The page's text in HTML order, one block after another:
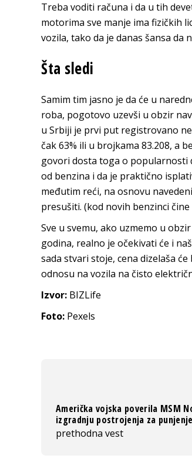
Treba voditi računa i da u tih
motorima sve manje ima fizičkih
vozila, tako da je danas šansa da
Šta sledi
Samim tim jasno je da će u
roba, pogotovo uzevši u obzir
u Srbiji je prvi put registrovano
čak 63% ili u brojkama 83.208, a
govori dosta toga o popularnosti
od benzina i da je praktično
međutim reći, na osnovu
presušiti. (kod novih benzinci
Sve u svemu, ako uzmemo u
godina, realno je očekivati će i
sada stvari stoje, cena dizelaša
odnosu na vozila na čisto
Izvor: BIZLife
Foto: Pexels
Američka vojska poverila MSM
izgradnju postrojenja za
prethodna vest